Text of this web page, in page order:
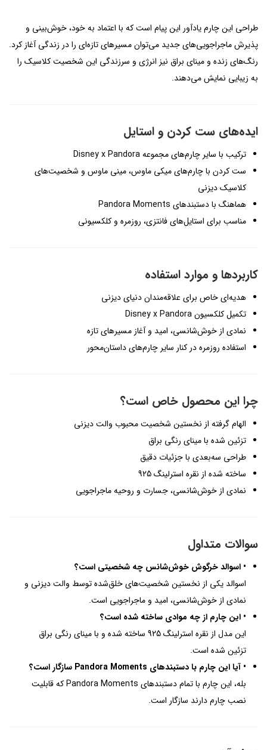
طراحی این چارم یادآور این پیام است که با اعتماد به خود، خوش‌بینی و
پذیرش ماجراجویی‌های جدید می‌توان مسیرهای تازه‌ای را در زندگی آغاز کرد.
رنگ‌های زنده و مینای براق نیز انرژی و سرزندگی این شخصیت کلاسیک را
به زیبایی نمایش می‌دهند.
ایده‌های ست کردن و استایل
ترکیب با سایر چارم‌های مجموعه Disney x Pandora
ست کردن با چارم‌های میکی ماوس، مینی ماوس و شخصیت‌های
کلاسیک دیزنی
هماهنگ با دستبندهای Pandora Moments
مناسب برای استایل‌های فانتزی، روزمره و کلکسیونی
کاربردها و موارد استفاده
هدیه‌ای خاص برای علاقه‌مندان دنیای دیزنی
تکمیل کلکسیون Disney x Pandora
نمادی از خوش‌شانسی، امید و آغاز مسیرهای تازه
استفاده روزمره در کنار سایر چارم‌های داستان‌محور
چرا این محصول خاص است؟
الهام گرفته از نخستین شخصیت محبوب والت دیزنی
تزئین شده با مینای رنگی براق
طراحی سه‌بعدی با جزئیات دقیق
ساخته شده از نقره استرلینگ 925
نمادی از خوش‌شانسی، جسارت و روحیه ماجراجویی
سوالات متداول
• اسوالد خرگوش خوش‌شانس چه شخصیتی است؟
اسوالد یکی از نخستین شخصیت‌های خلق‌شده توسط والت دیزنی و
نمادی از خوش‌شانسی، امید و ماجراجویی است.
• این چارم از چه موادی ساخته شده است؟
این مدل از نقره استرلینگ 925 ساخته شده و با مینای رنگی براق
تزئین شده است.
• آیا این چارم با دستبندهای Pandora Moments سازگار است؟
بله، این چارم با تمام دستبندهای Pandora Moments که قابلیت
نصب چارم دارند سازگار است.